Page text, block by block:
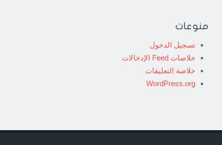
منوعات
تسجيل الدخول
خلاصات Feed الإدخالات
خلاصة التعليقات
WordPress.org